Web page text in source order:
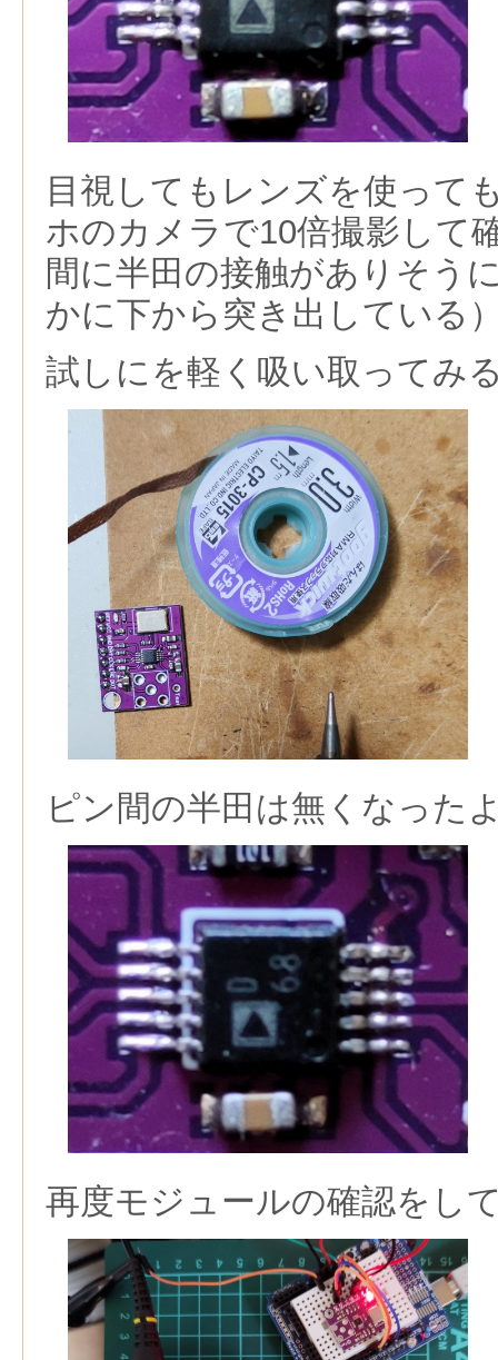
目視してもレンズを使って
ホのカメラで10倍撮影して
間に半田の接触がありそう
かに下から突き出している
試しにを軽く吸い取ってみ
ピン間の半田は無くなった
再度モジュールの確認をし